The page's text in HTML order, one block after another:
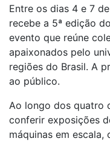
Entre os dias 4 e 7
recebe a 5ª edição
evento que reúne
apaixonados pelo
regiões do Brasil. A
ao público.
Ao longo dos quatro
conferir exposições
máquinas em escala,